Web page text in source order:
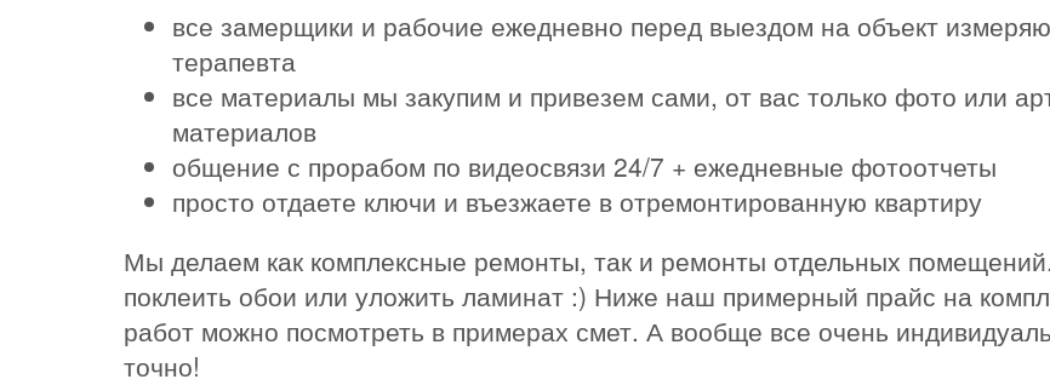
все замерщики и рабочие ежедневно перед выездом на объект
терапевта
все материалы мы закупим и привезем сами, от вас только фото или
материалов
общение с прорабом по видеосвязи 24/7 + ежедневные фотоотчеты
просто отдаете ключи и въезжаете в отремонтированную квартиру
Мы делаем как комплексные ремонты, так и ремонты отдельных
поклеить обои или уложить ламинат :) Ниже наш примерный прайс на
работ можно посмотреть в примерах смет. А вообще все очень
точно!